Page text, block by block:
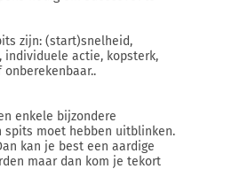
zijn: (start)snelheid,
individuele actie, kopsterk,
enkele bijzondere
spits moet hebben uitblinken.
kan je best een aardige
maar dan kom je tekort